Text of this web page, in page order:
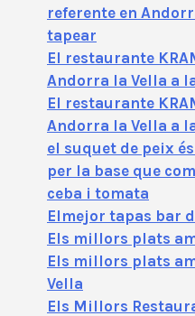
referente en
tapear
El restaurante
Andorra la Vella a
El restaurante
Andorra la Vella a
el suquet de peix
per la base que
ceba i tomata
Elmejor tapas bar
Els millors plats
Els millors plats
Vella
Els Millors